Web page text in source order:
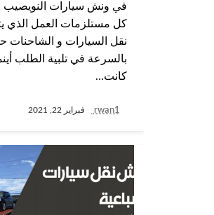
في ونش سيارات النويصيب
كل مستلزمات العمل الذي
نقل السيارات و الشاحنات
بالسرعة في تلبية الطلب
كانت…
rwan1 فبراير 22, 2021